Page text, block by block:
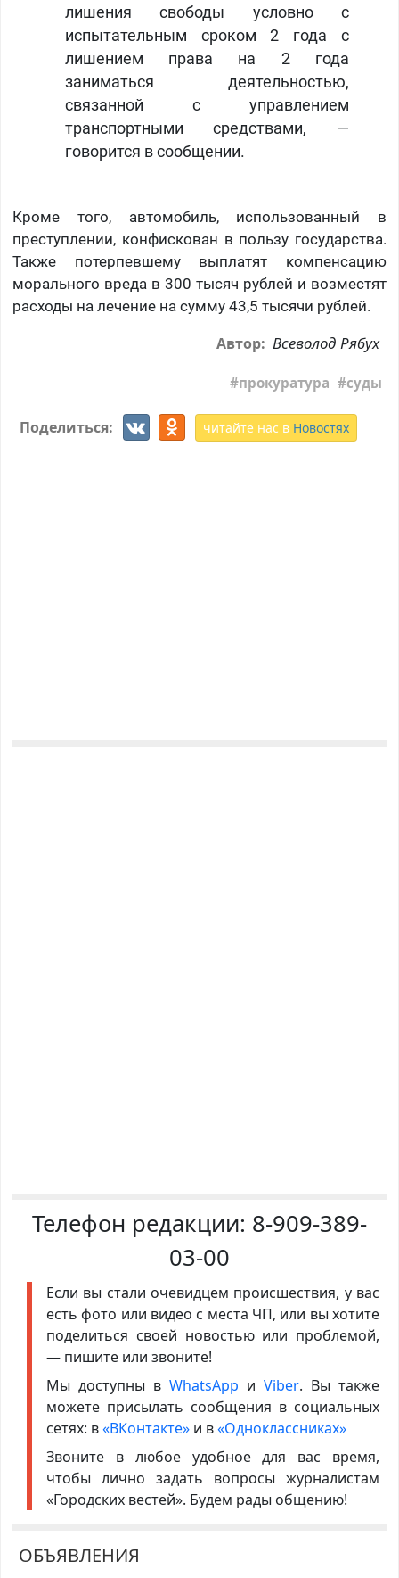
лишения свободы условно с
испытательным сроком 2 года с
лишением права на 2 года
заниматься деятельностью,
связанной с управлением
транспортными средствами, —
говорится в сообщении.
Кроме того, автомобиль, использованный в
преступлении, конфискован в пользу государства.
Также потерпевшему выплатят компенсацию
морального вреда в 300 тысяч рублей и возместят
расходы на лечение на сумму 43,5 тысячи рублей.
Автор: Всеволод Рябух
прокуратура суды
Поделиться: читайте нас в Новостях
Телефон редакции: 8-909-389-
03-00
Если вы стали очевидцем происшествия, у вас
есть фото или видео с места ЧП, или вы хотите
поделиться своей новостью или проблемой,
— пишите или звоните!
Мы доступны в WhatsApp иViber. Вы также
можете присылать сообщения в социальных
сетях: в«ВКонтакте»и в«Одноклассниках»
Звоните в любое удобное для вас время,
чтобы лично задать вопросы журналистам
«Городских вестей». Будем рады общению!
ОБЪЯВЛЕНИЯ